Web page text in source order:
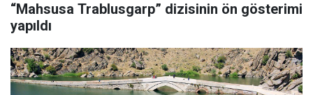
“Mahsusa Trablusgarp” dizisinin ön gösterimi
yapıldı